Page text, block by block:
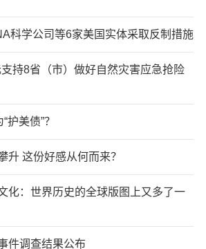
科学公司等6家美国实体采取反制措施
持8省（市）做好自然灾害应急抢险
护美债”？
升 这份好感从何而来？
化：世界历史的全球版图上又多了一
件调查结果公布